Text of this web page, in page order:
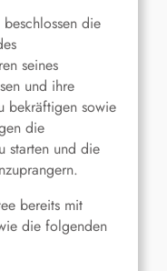
die
seines
und ihre
bekräftigen sowie
die
starten und die
bereits mit
die folgenden